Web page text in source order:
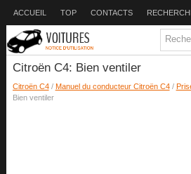
ACCUEIL TOP CONTACTS
Citroën C4: Bien ventiler
Citroën C4/ Manuel du conducteur Citroën C4/
Bien ventiler